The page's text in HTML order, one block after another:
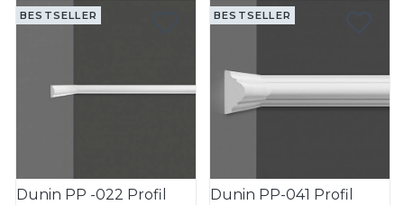
BESTSELLER
Dunin PP -022 Profil
BESTSELLER
Dunin PP-041 Profil